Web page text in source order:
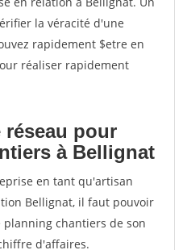
la véracité d'une
rapidement $etre en
réaliser rapidement
réseau pour
à Bellignat
en tant qu'artisan
Bellignat, il faut pouvoir
chantiers de son
d'affaires.